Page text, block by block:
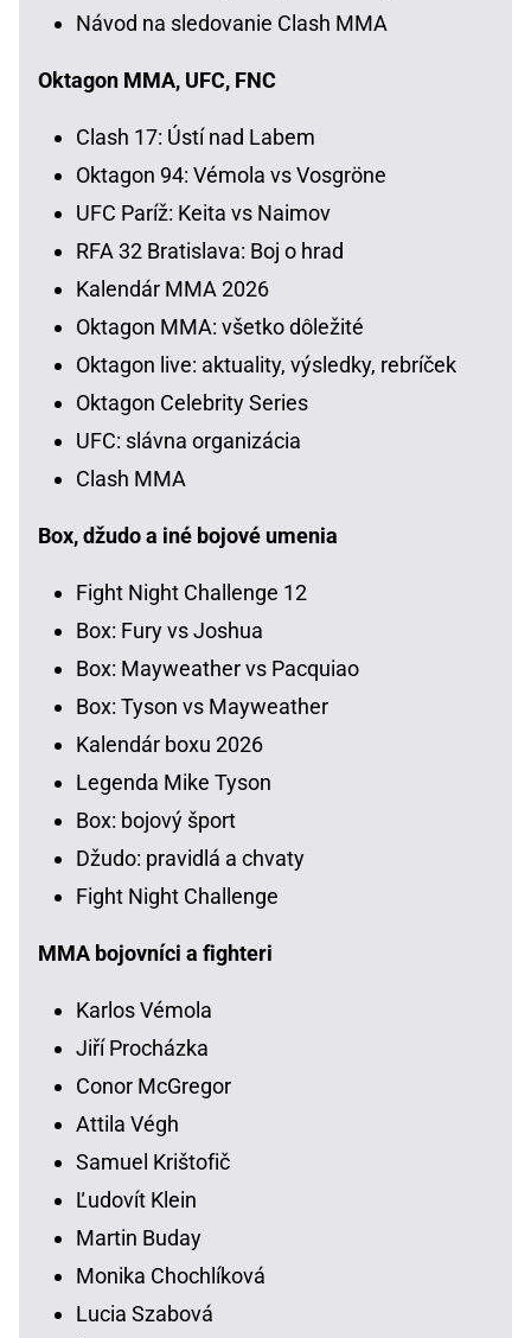
Návod na sledovanie Clash MMA
Oktagon MMA, UFC, FNC
Clash 17: Ústí nad Labem
Oktagon 94: Vémola vs Vosgröne
UFC Paríž: Keita vs Naimov
RFA 32 Bratislava: Boj o hrad
Kalendár MMA 2026
Oktagon MMA: všetko dôležité
Oktagon live: aktuality, výsledky, rebríček
Oktagon Celebrity Series
UFC: slávna organizácia
Clash MMA
Box, džudo a iné bojové umenia
Fight Night Challenge 12
Box: Fury vs Joshua
Box: Mayweather vs Pacquiao
Box: Tyson vs Mayweather
Kalendár boxu 2026
Legenda Mike Tyson
Box: bojový šport
Džudo: pravidlá a chvaty
Fight Night Challenge
MMA bojovníci a fighteri
Karlos Vémola
Jiří Procházka
Conor McGregor
Attila Végh
Samuel Krištofič
Ľudovít Klein
Martin Buday
Monika Chochlíková
Lucia Szabová